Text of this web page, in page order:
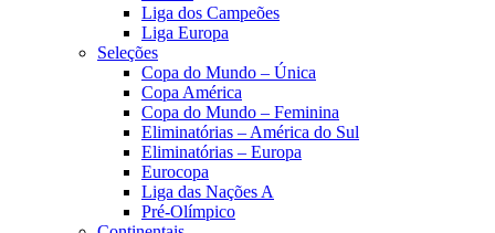
Liga dos Campeões
Liga Europa
Seleções
Copa do Mundo – Única
Copa América
Copa do Mundo – Feminina
Eliminatórias – América do Sul
Eliminatórias – Europa
Eurocopa
Liga das Nações A
Pré-Olímpico